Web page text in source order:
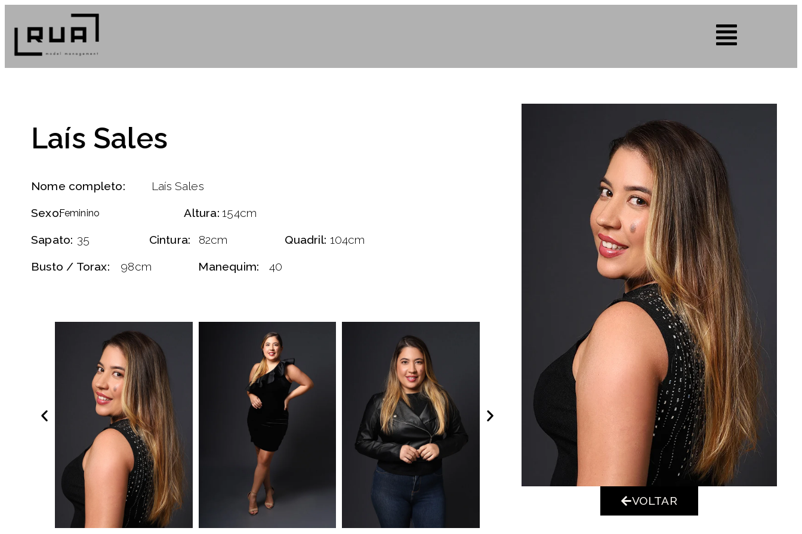
Laís Sales
Nome completo: Laís Sales
Sexo:Feminino Altura: 154cm
Sapato: 35 Cintura: 82cm Quadril: 104cm
Busto / Torax: 98cm Manequim: 40
VOLTAR